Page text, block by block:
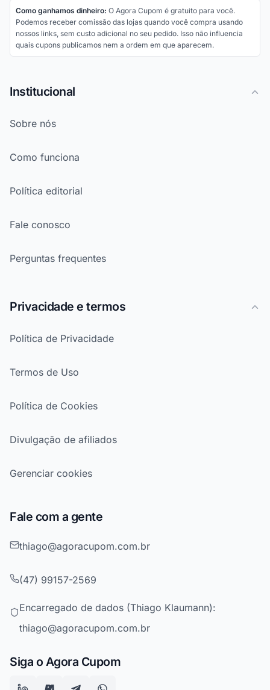
Como ganhamos dinheiro: O Agora Cupom é gratuito para você.
Podemos receber comissão das lojas quando você compra usando
nossos links, sem custo adicional no seu pedido. Isso não influencia
quais cupons publicamos nem a ordem em que aparecem.
Institucional
Sobre nós
Como funciona
Política editorial
Fale conosco
Perguntas frequentes
Privacidade e termos
Política de Privacidade
Termos de Uso
Política de Cookies
Divulgação de afiliados
Gerenciar cookies
Fale com a gente
thiago@agoracupom.com.br
(47) 99157-2569
Encarregado de dados (Thiago Klaumann):
thiago@agoracupom.com.br
Siga o Agora Cupom